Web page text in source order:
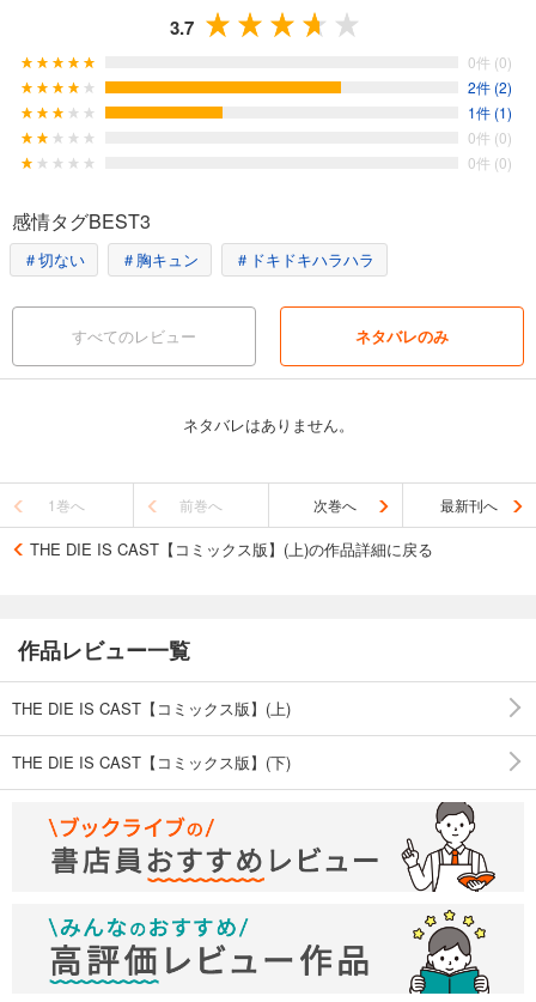
ックス版です。重複購入にお気をつけ下さい。
3.7
0件 (0)
2件 (2)
1件 (1)
0件 (0)
0件 (0)
感情タグBEST3
＃切ない ＃胸キュン ＃ドキドキハラハラ
すべてのレビュー ネタバレのみ
ネタバレはありません。
1巻へ 前巻へ 次巻へ 最新刊へ
THE DIE IS CAST【コミックス版】(上)の作品詳細に戻る
作品レビュー一覧
THE DIE IS CAST【コミックス版】(上)
THE DIE IS CAST【コミックス版】(下)